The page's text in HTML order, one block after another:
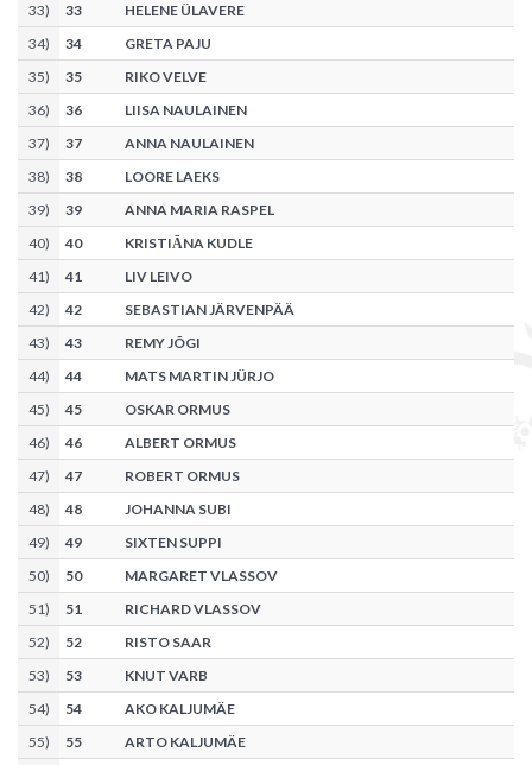
33) 33
HELENE ÜLAVERE
34) 34
GRETA PAJU
35) 35
RIKO VELVE
36) 36
LIISA NAULAINEN
37) 37
ANNA NAULAINEN
38) 38
LOORE LAEKS
39) 39
ANNA MARIA RASPEL
40) 40
KRISTIĀNA KUDLE
41) 41
LIV LEIVO
42) 42
SEBASTIAN JÄRVENPÄÄ
43) 43
REMY JÕGI
44) 44
MATS MARTIN JÜRJO
45) 45
OSKAR ORMUS
46) 46
ALBERT ORMUS
47) 47
ROBERT ORMUS
48) 48
JOHANNA SUBI
49) 49
SIXTEN SUPPI
50) 50
MARGARET VLASSOV
51) 51
RICHARD VLASSOV
52) 52
RISTO SAAR
53) 53
KNUT VARB
54) 54
AKO KALJUMÄE
55) 55
ARTO KALJUMÄE